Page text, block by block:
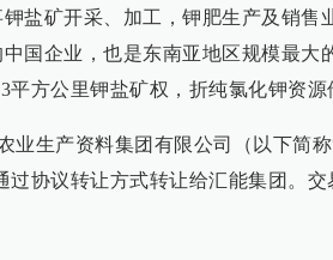
盐矿开采、加工，钾肥生产及销售
国企业，也是东南亚地区规模最大
平方公里钾盐矿权，折纯氯化钾资源
业生产资料集团有限公司（以下简
过协议转让方式转让给汇能集团。